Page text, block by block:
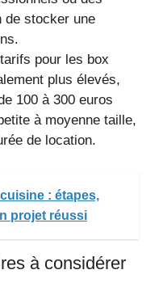
de stocker une
pour les box
plus élevés,
100 à 300 euros
à moyenne taille,
de location.
: étapes,
projet réussi
à considérer